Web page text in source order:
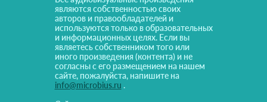
являются собственностью своих
авторов и правообладателей и
используются только в образовательных
и информационных целях. Если вы
являетесь собственником того или
иного произведения (контента) и не
согласны с его размещением на нашем
сайте, пожалуйста, напишите на
info@microbius.ru .